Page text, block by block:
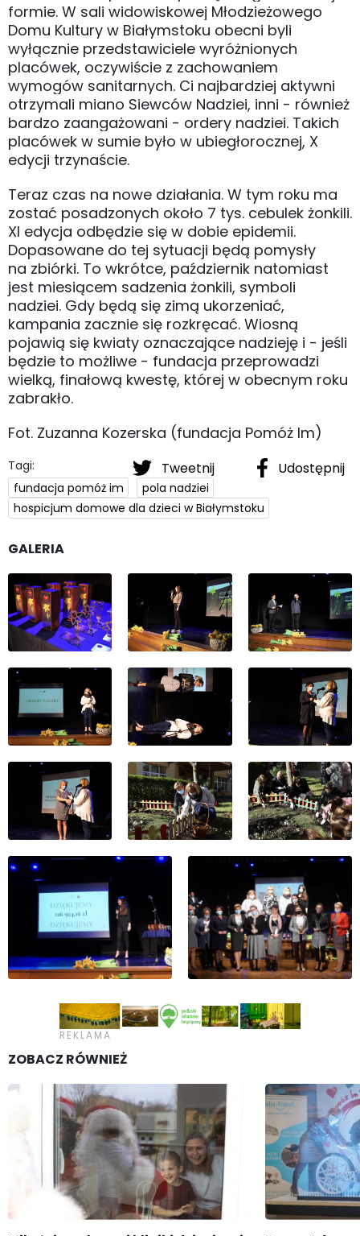
formie. W sali widowiskowej Młodzieżowego
Domu Kultury w Białymstoku obecni byli
wyłącznie przedstawiciele wyróżnionych
placówek, oczywiście z zachowaniem
wymogów sanitarnych. Ci najbardziej aktywni
otrzymali miano Siewców Nadziei, inni - również
bardzo zaangażowani - ordery nadziei. Takich
placówek w sumie było w ubiegłorocznej, X
edycji trzynaście.
Teraz czas na nowe działania. W tym roku ma
zostać posadzonych około 7 tys. cebulek żonkili.
XI edycja odbędzie się w dobie epidemii.
Dopasowane do tej sytuacji będą pomysły
na zbiórki. To wkrótce, październik natomiast
jest miesiącem sadzenia żonkili, symboli
nadziei. Gdy będą się zimą ukorzeniać,
kampania zacznie się rozkręcać. Wiosną
pojawią się kwiaty oznaczające nadzieję i - jeśli
będzie to możliwe - fundacja przeprowadzi
wielką, finałową kwestę, której w obecnym roku
zabrakło.
Fot. Zuzanna Kozerska (fundacja Pomóż Im)
Tweetnij Udostępnij
Tagi:
fundacja pomóż im
pola nadziei
hospicjum domowe dla dzieci w Białymstoku
GALERIA
ZOBACZ RÓWNIEŻ